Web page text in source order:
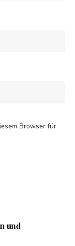
Browser für
und